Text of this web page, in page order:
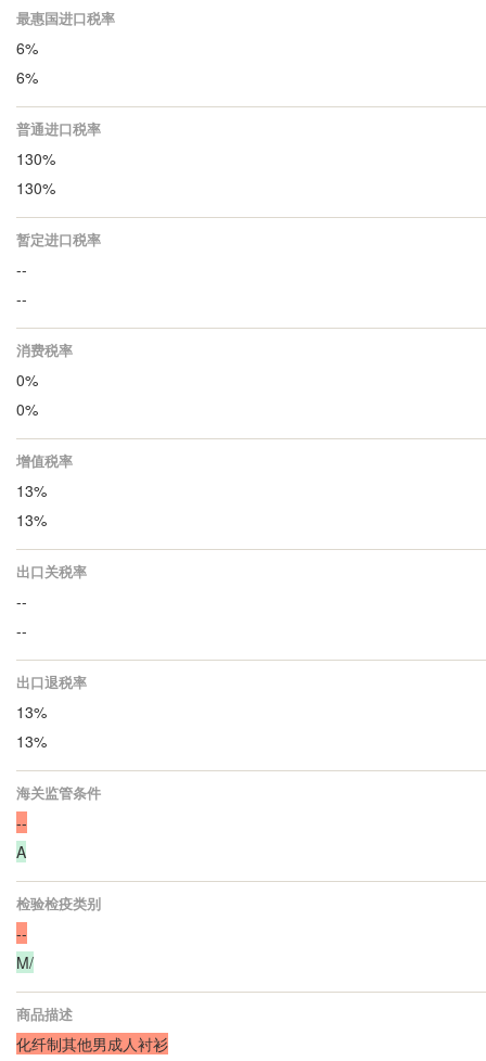
最惠国进口税率
6%
6%
普通进口税率
130%
130%
暂定进口税率
--
--
消费税率
0%
0%
增值税率
13%
13%
出口关税率
--
--
出口退税率
13%
13%
海关监管条件
--
A
检验检疫类别
--
M/
商品描述
化纤制其他男成人衬衫